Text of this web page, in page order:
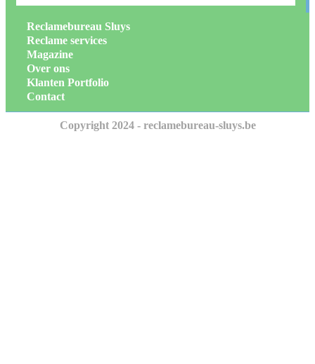
Reclamebureau Sluys
Reclame services
Magazine
Over ons
Klanten Portfolio
Contact
Copyright 2024 - reclamebureau-sluys.be